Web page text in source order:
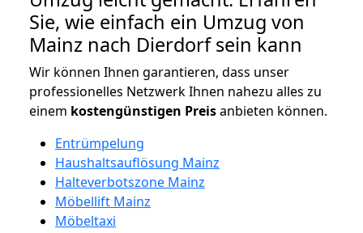
Sie, wie einfach ein Umzug von
Mainz nach Dierdorf sein kann
Wir können Ihnen garantieren, dass unser
professionelles Netzwerk Ihnen nahezu alles zu
einem kostengünstigen Preisanbieten können.
Entrümpelung
Haushaltsauflösung Mainz
Halteverbotszone Mainz
Möbellift Mainz
Möbeltaxi